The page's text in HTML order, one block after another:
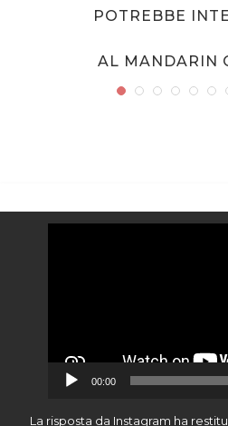
POTREBBE
AL MANDARIN
00:00
La risposta da Instagram ha